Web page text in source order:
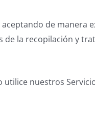
de manera
de la recopilación y
utilice nuestros